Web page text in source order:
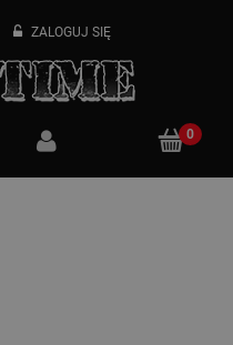
ZALOGUJ SIĘ